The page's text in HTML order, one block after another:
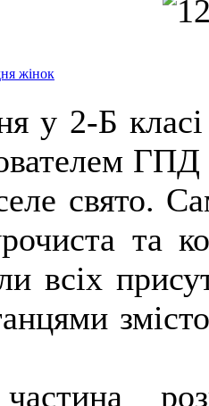
жінок
2-Б класі ,
ГПД
свято.
та
всіх